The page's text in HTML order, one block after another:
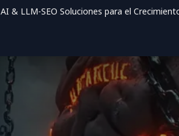
AI & LLM-SEO Soluciones para el